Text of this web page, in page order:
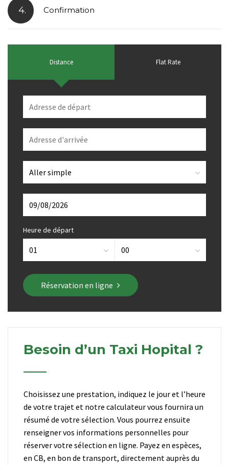
4. Confirmation
Distance Flat Rate
Heure de départ
Réservation en ligne
Besoin d’un Taxi Hopital ?
Choisissez une prestation, indiquez le jour et l’heure
de votre trajet et notre calculateur vous fournira un
résumé de votre sélection. Vous pourrez ensuite
renseigner vos informations personnelles pour
réserver votre sélection en ligne. Payez en espèces,
en CB, en bon de transport, directement auprès du